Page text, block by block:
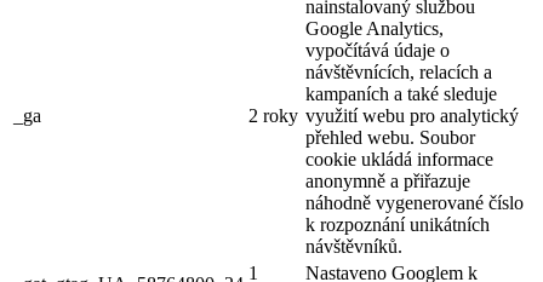
_ga 2 roky
nainstalovaný službou
Google Analytics,
vypočítává údaje o
návštěvnících, relacích a
kampaních a také sleduje
využití webu pro analytický
přehled webu. Soubor
cookie ukládá informace
anonymně a přiřazuje
náhodně vygenerované číslo
k rozpoznání unikátních
návštěvníků.
1
Nastaveno Googlem k